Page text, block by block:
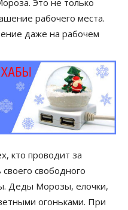
Это не только
рабочего места.
даже на рабочем
кто проводит за
свободного
Деды Морозы, елочки,
огоньками. При